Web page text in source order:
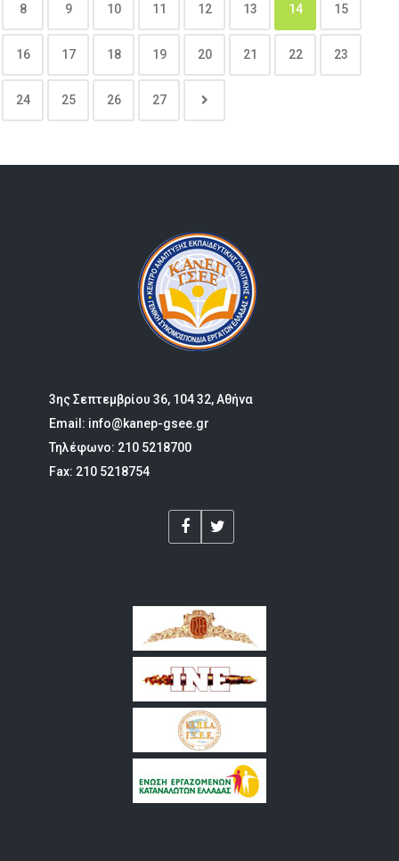
8 9 10 11 12 13 14 15
16 17 18 19 20 21 22 23
24 25 26 27
3ης Σεπτεμβρίου 36, 104 32, Αθήνα
Email: info@kanep-gsee.gr
Τηλέφωνο: 210 5218700
Fax: 210 5218754